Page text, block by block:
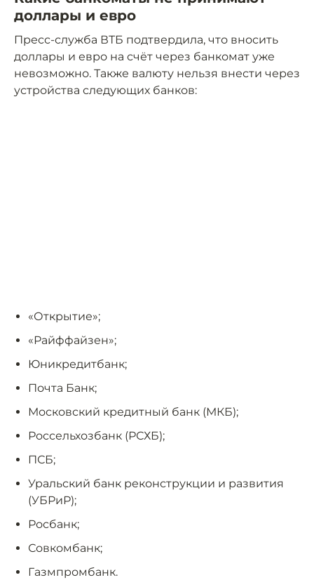
доллары и евро
Пресс-служба ВТБ подтвердила, что вносить
доллары и евро на счёт через банкомат уже
невозможно. Также валюту нельзя внести через
устройства следующих банков:
«Открытие»;
«Райффайзен»;
Юникредитбанк;
Почта Банк;
Московский кредитный банк (МКБ);
Россельхозбанк (РСХБ);
ПСБ;
Уральский банк реконструкции и развития
(УБРиР);
Росбанк;
Совкомбанк;
Газмпромбанк.